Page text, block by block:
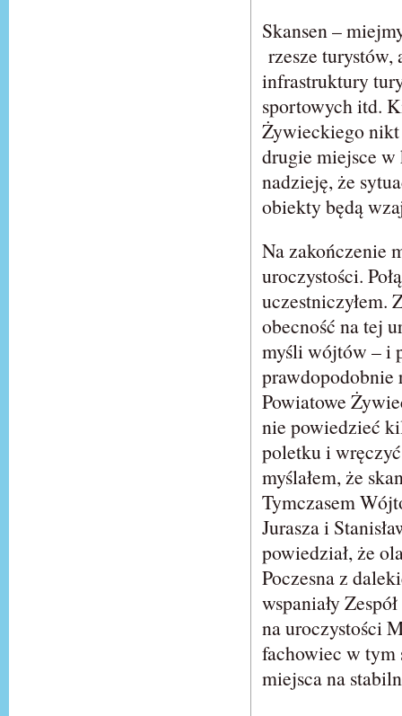
Skansen –
rzesze
infrastruktury
sportowych itd.
Żywieckiego nikt
drugie miejsce
nadzieję, że
obiekty będą
Na zakończenie
uroczystości.
uczestniczyłem.
obecność na tej
myśli wójtów – i
prawdopodobnie
Powiatowe
nie powiedzieć
poletku i
myślałem, że
Tymczasem
Jurasza i
powiedział, że
Poczesna z
wspaniały
na uroczystości
fachowiec w tym
miejsca na